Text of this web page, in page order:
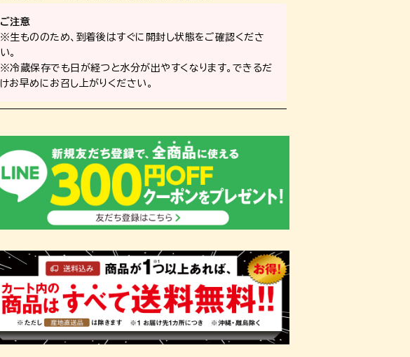
ご注意
※生もののため、到着後はすぐに開封し状態をご確認くださ
い。
※冷蔵保存でも日が経つと水分が出やすくなります。できるだ
けお早めにお召し上がりください。